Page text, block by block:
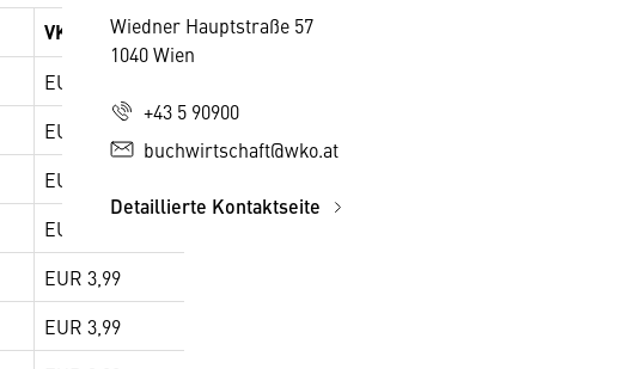
VKP
EUR 3,99
EUR 3,99
EUR 3,99
EUR 3,99
EUR 3,99
EUR 3,99
Wiedner Hauptstraße 57
1040 Wien
+43 5 90900
buchwirtschaft@wko.at
Detaillierte Kontaktseite